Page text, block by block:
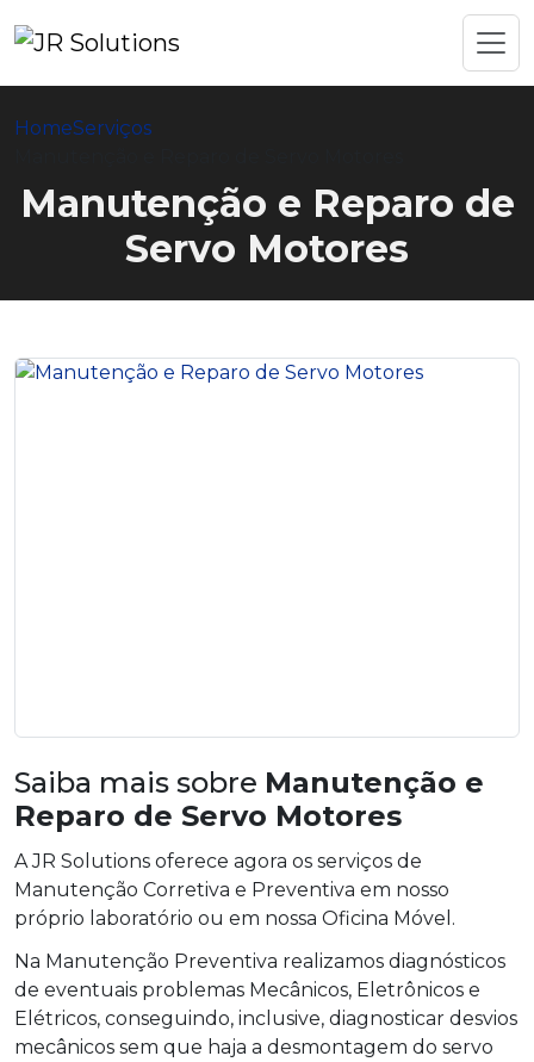
HomeServiços
Manutenção e Reparo de
Servo Motores
Saiba mais sobre Manutenção e
Reparo de Servo Motores
A JR Solutions oferece agora os serviços de
Manutenção Corretiva e Preventiva em nosso
próprio laboratório ou em nossa Oficina Móvel.
Na Manutenção Preventiva realizamos diagnósticos
de eventuais problemas Mecânicos, Eletrônicos e
Elétricos, conseguindo, inclusive, diagnosticar desvios
mecânicos sem que haja a desmontagem do servo